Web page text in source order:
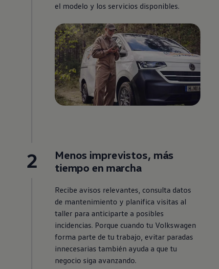
el modelo y los servicios disponibles.
2
Menos imprevistos, más
tiempo en marcha
Recibe avisos relevantes, consulta datos
de mantenimiento y planifica visitas al
taller para anticiparte a posibles
incidencias. Porque cuando tu Volkswagen
forma parte de tu trabajo, evitar paradas
innecesarias también ayuda a que tu
negocio siga avanzando.